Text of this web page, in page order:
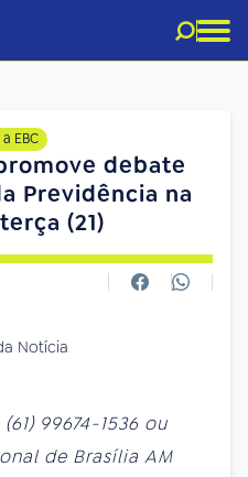
EBC
debate
Previdência na
(21)
99674-1536 ou
de Brasília AM